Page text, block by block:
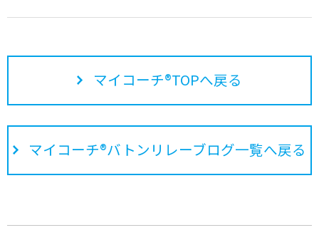
マイコーチ®TOPへ戻る
マイコーチ®バトンリレーブログ一覧へ戻る